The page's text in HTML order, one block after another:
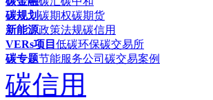
碳规划碳期权碳期货
新能源政策法规碳信用
VERs项目 低碳环保碳交易所
碳专题节能服务公司 碳交易案例
碳信用